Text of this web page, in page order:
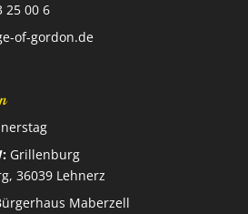
25 00 6
of-gordon.de
Grillenburg
36039 Lehnerz
Maberzell